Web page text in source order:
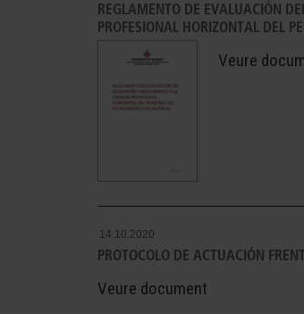
REGLAMENTO DE EVALUACIÓN
PROFESIONAL HORIZONTAL DEL
Veure
14.10.2020
PROTOCOLO DE ACTUACIÓN
Veure document